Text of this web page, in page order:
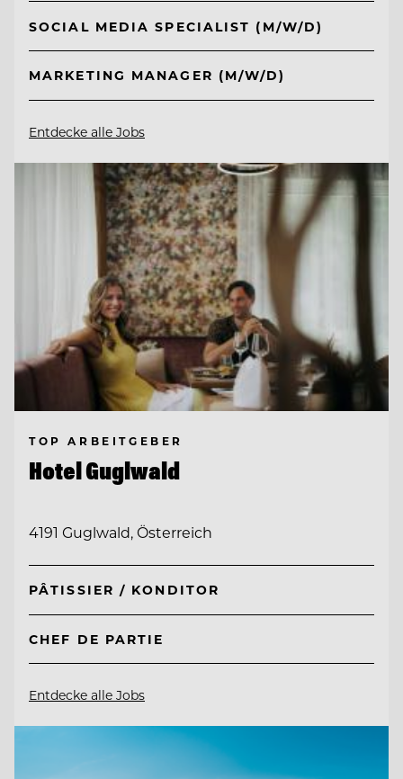
SOCIAL MEDIA SPECIALIST (M/W/D)
MARKETING MANAGER (M/W/D)
Entdecke alle Jobs
TOP ARBEITGEBER
Hotel Guglwald
4191 Guglwald, Österreich
PÂTISSIER / KONDITOR
CHEF DE PARTIE
Entdecke alle Jobs